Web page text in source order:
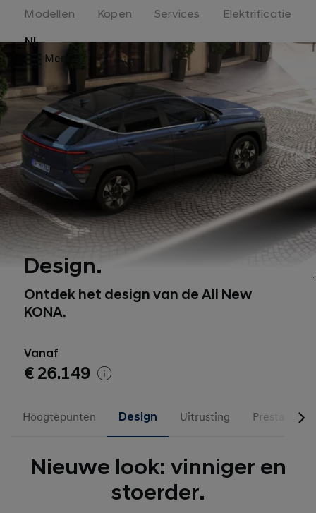
Modellen Kopen Services Elektrificatie
NL
Menu
Design.
Ontdek het design van de All New
KONA.
Vanaf
€ 26.149
Hoogtepunten Design Uitrusting Prestaties
Nieuwe look: vinniger en
stoerder.